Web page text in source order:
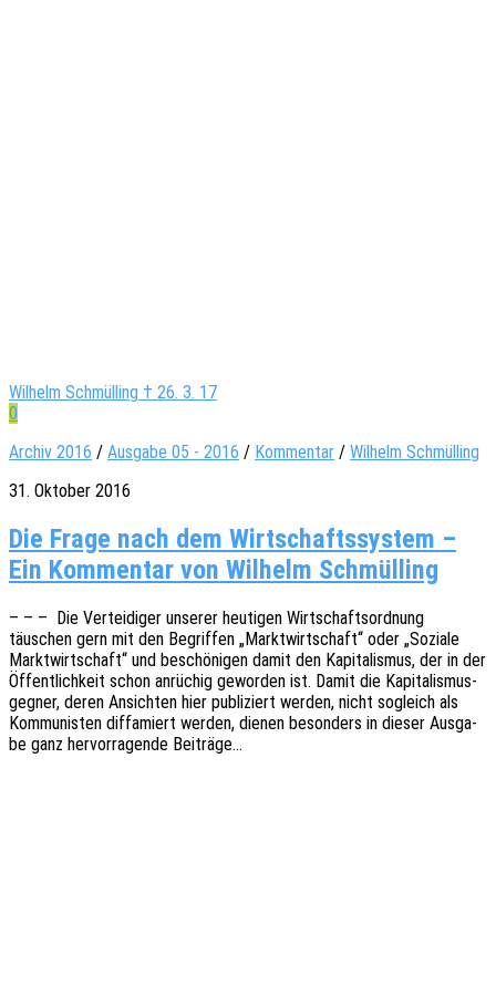
Wilhelm Schmülling † 26. 3. 17
0
Archiv 2016 / Ausgabe 05 - 2016 / Kommentar / Wilhelm Schmülling
31. Oktober 2016
Die Frage nach dem Wirt­schafts­sys­tem –
Ein Kom­men­tar von Wil­helm Schmülling
– – – Die Vertei­di­ger unse­rer heuti­gen Wirt­schafts­ord­nung
täuschen gern mit den Begrif­fen „Markt­wirt­schaft“ oder „Sozia­le
Markt­wirt­schaft“ und beschö­ni­gen damit den Kapi­ta­lis­mus, der in der
Öffent­lich­keit schon anrü­chig gewor­den ist. Damit die Kapi­ta­lis­mus­
geg­ner, deren Ansich­ten hier publi­ziert werden, nicht sogleich als
Kommu­nis­ten diffa­miert werden, dienen beson­ders in dieser Ausga­
be ganz hervor­ra­gen­de Beiträge…